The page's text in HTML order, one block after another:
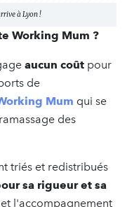
à Lyon !
Working Mum ?
aucun coût pour
de
Mum qui se
des
triés et redistribués
sa rigueur et sa
l'accompagnement